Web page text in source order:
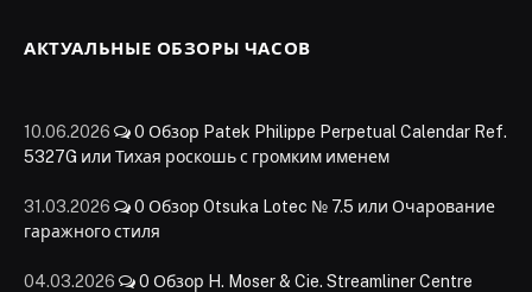
АКТУАЛЬНЫЕ ОБЗОРЫ ЧАСОВ
10.06.2026 0 Обзор Patek Philippe Perpetual Calendar Ref.
5327G или Тихая роскошь с громким именем
31.03.2026 0 Обзор Otsuka Lotec № 7.5 или Очарование
гаражного стиля
04.03.2026 0 Обзор H. Moser & Cie. Streamliner Centre